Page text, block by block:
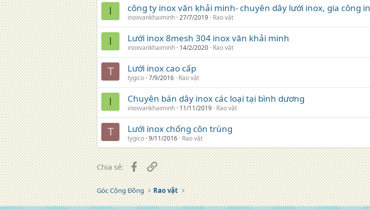
I công ty inox văn khải minh- chuyên dây lưới inox, gia công
inoxvankhaiminh 27/7/2019 Rao vặt
I Lưới inox 8mesh 304 inox văn khải minh
inoxvankhaiminh 14/2/2020 Rao vặt
T Lưới inox cao cấp
tygico 7/9/2016 Rao vặt
I Chuyên bán dây inox các loại tại bình dương
inoxvankhaiminh 11/11/2019 Rao vặt
T Lưới inox chống côn trùng
tygico 9/11/2016 Rao vặt
Chia sẻ: Facebook
Liên kết
Góc Cộng Đồng Rao vặt